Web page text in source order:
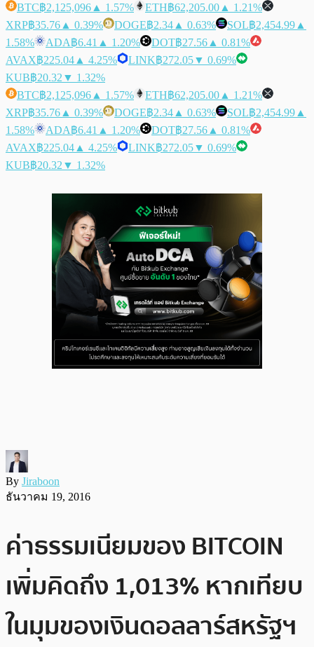
BTC฿2,125,096 ▲ 1.57% ETH฿62,205.00 ▲ 1.21%
XRP฿35.76 ▲ 0.39% DOGE฿2.34 ▲ 0.63% SOL฿2,454.99 ▲
1.58%
ADA฿6.41 ▲ 1.20% DOT฿27.56 ▲ 0.81%
AVAX฿225.04 ▲ 4.25% LINK฿272.05▼ 0.69%
KUB฿20.32 ▼ 1.32%
BTC฿2,125,096 ▲ 1.57% ETH฿62,205.00 ▲ 1.21%
XRP฿35.76 ▲ 0.39% DOGE฿2.34 ▲ 0.63% SOL฿2,454.99 ▲
1.58%
ADA฿6.41 ▲ 1.20% DOT฿27.56 ▲ 0.81%
AVAX฿225.04 ▲ 4.25% LINK฿272.05▼ 0.69%
KUB฿20.32 ▼ 1.32%
By Jiraboon
ธันวาคม 19, 2016
ค่าธรรมเนียมของ BITCOIN
เพิ่มคิดถึง 1,013% หากเทียบ
ในมุมของเงินดอลลาร์สหรัฐฯ